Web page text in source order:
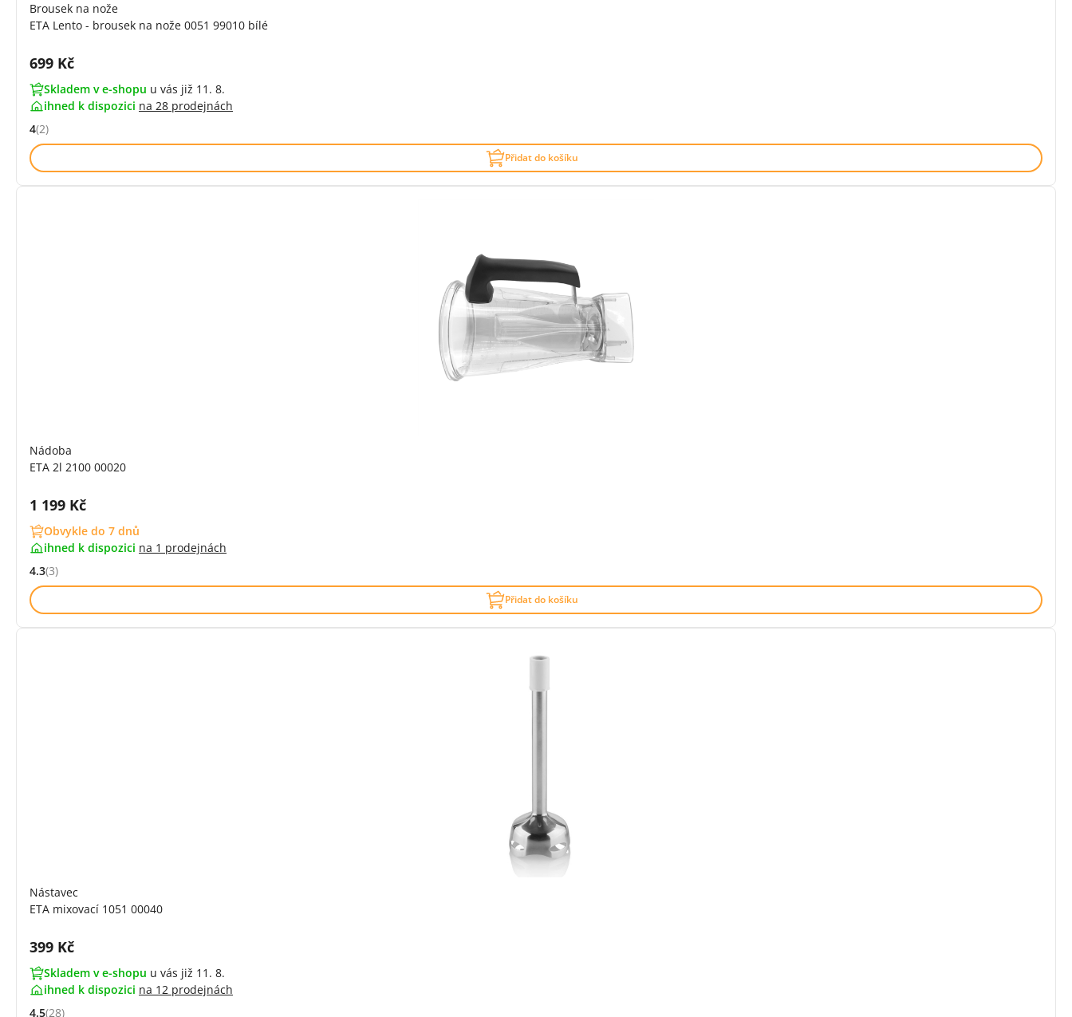
Brousek na nože
ETA Lento - brousek na nože 0051 99010 bílé
Cena s DPH:
699 Kč
Skladem v e-shopu u vás již 11. 8.
ihned k dispozici na 28 prodejnách
Hodnocení: 4 z 5 (2 recenzí)
4(2)
Přidat do košíku
Nádoba
ETA 2l 2100 00020
Cena s DPH:
1 199 Kč
Obvykle do 7 dnů
ihned k dispozici na 1 prodejnách
Hodnocení: 4.3 z 5 (3 recenzí)
4.3(3)
Přidat do košíku
Nástavec
ETA mixovací 1051 00040
Cena s DPH:
399 Kč
Skladem v e-shopu u vás již 11. 8.
ihned k dispozici na 12 prodejnách
4.5(28)